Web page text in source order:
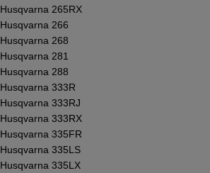
Husqvarna 265RX
Husqvarna 266
Husqvarna 268
Husqvarna 281
Husqvarna 288
Husqvarna 333R
Husqvarna 333RJ
Husqvarna 333RX
Husqvarna 335FR
Husqvarna 335LS
Husqvarna 335LX